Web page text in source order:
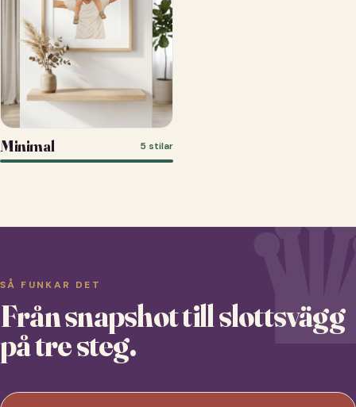
Minimal 5 stilar
SÅ FUNKAR DET
Från snapshot till slottsvägg
på tre steg.